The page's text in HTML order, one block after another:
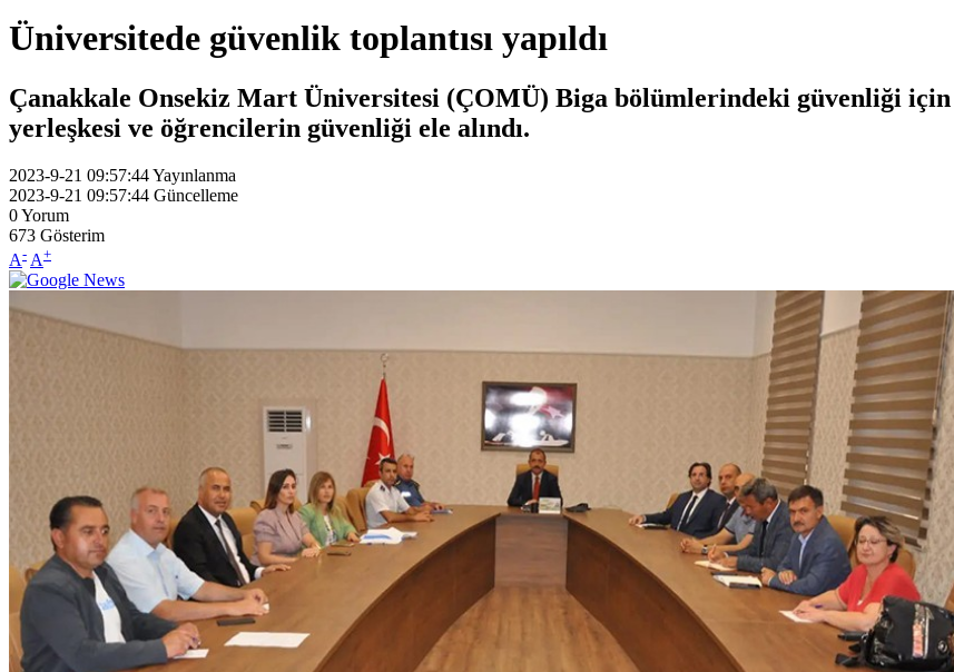
Üniversitede güvenlik toplantısı yapıldı
Çanakkale Onsekiz Mart Üniversitesi (ÇOMÜ) Biga bölümlerindeki güvenliği için
yerleşkesi ve öğrencilerin güvenliği ele alındı.
2023-9-21 09:57:44Yayınlanma
2023-9-21 09:57:44 Güncelleme
0Yorum
673 Gösterim
A- A+